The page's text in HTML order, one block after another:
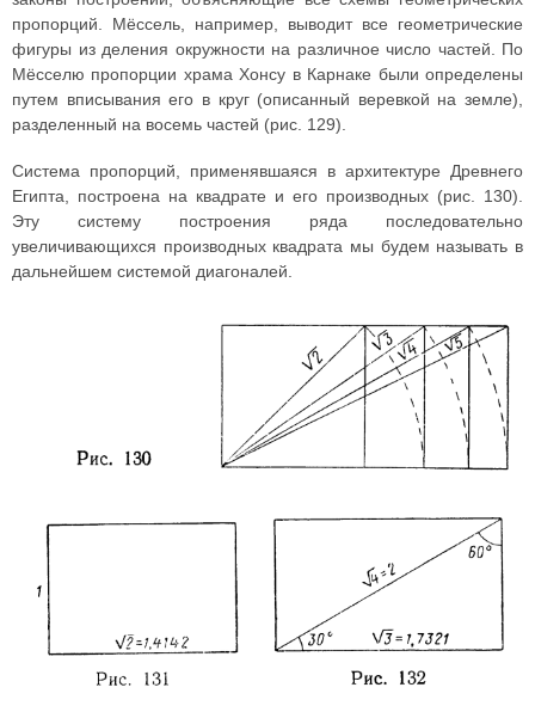
пропорций. Мёссель, например, выводит все геометрические
фигуры из деления окружности на различное число частей. По
Мёсселю пропорции храма Хонсу в Карнаке были определены
путем вписывания его в круг (описанный веревкой на земле),
разделенный на восемь частей (рис. 129).
Система пропорций, применявшаяся в архитектуре Древнего
Египта, построена на квадрате и его производных (рис. 130).
Эту систему построения ряда последовательно
увеличивающихся производных квадрата мы будем называть в
дальнейшем системой диагоналей.